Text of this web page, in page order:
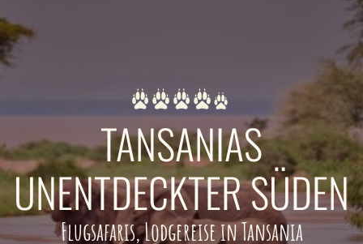
TANSANIAS
UNENTDECKTER SÜDEN
Flugsafaris, Lodgereise in Tansania